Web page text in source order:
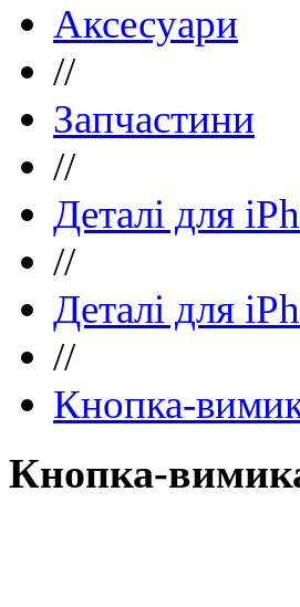
Аксесуари
//
Запчастини
//
Деталі для
//
Деталі для
//
Кнопка-
Кнопка-